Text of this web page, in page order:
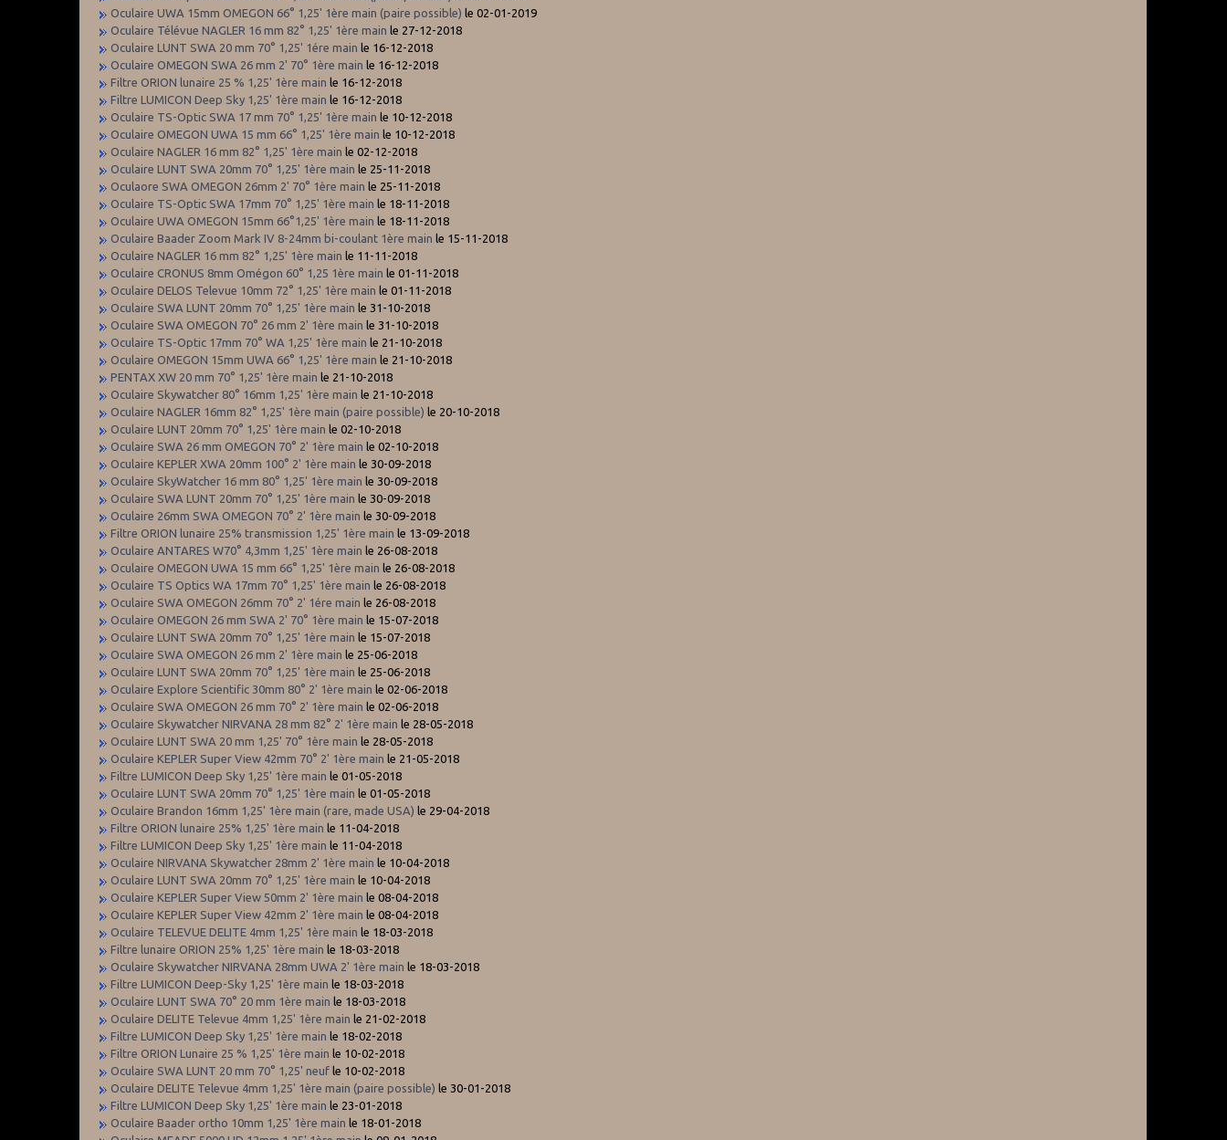
Oculaire UWA 15mm OMEGON 66° 1,25' 1ère main (paire possible) le 02-01-2019
Oculaire Télévue NAGLER 16 mm 82° 1,25' 1ère main le 27-12-2018
Oculaire LUNT SWA 20 mm 70° 1,25' 1ére main le 16-12-2018
Oculaire OMEGON SWA 26 mm 2' 70° 1ère main le 16-12-2018
Filtre ORION lunaire 25 % 1,25' 1ère main le 16-12-2018
Filtre LUMICON Deep Sky 1,25' 1ère main le 16-12-2018
Oculaire TS-Optic SWA 17 mm 70° 1,25' 1ère main le 10-12-2018
Oculaire OMEGON UWA 15 mm 66° 1,25' 1ère main le 10-12-2018
Oculaire NAGLER 16 mm 82° 1,25' 1ère main le 02-12-2018
Oculaire LUNT SWA 20mm 70° 1,25' 1ère main le 25-11-2018
Oculaore SWA OMEGON 26mm 2' 70° 1ère main le 25-11-2018
Oculaire TS-Optic SWA 17mm 70° 1,25' 1ère main le 18-11-2018
Oculaire UWA OMEGON 15mm 66°1,25' 1ère main le 18-11-2018
Oculaire Baader Zoom Mark IV 8-24mm bi-coulant 1ère main le 15-11-2018
Oculaire NAGLER 16 mm 82° 1,25' 1ère main le 11-11-2018
Oculaire CRONUS 8mm Omégon 60° 1,25 1ère main le 01-11-2018
Oculaire DELOS Televue 10mm 72° 1,25' 1ère main le 01-11-2018
Oculaire SWA LUNT 20mm 70° 1,25' 1ère main le 31-10-2018
Oculaire SWA OMEGON 70° 26 mm 2' 1ère main le 31-10-2018
Oculaire TS-Optic 17mm 70° WA 1,25' 1ère main le 21-10-2018
Oculaire OMEGON 15mm UWA 66° 1,25' 1ère main le 21-10-2018
PENTAX XW 20 mm 70° 1,25' 1ère main le 21-10-2018
Oculaire Skywatcher 80° 16mm 1,25' 1ère main le 21-10-2018
Oculaire NAGLER 16mm 82° 1,25' 1ère main (paire possible) le 20-10-2018
Oculaire LUNT 20mm 70° 1,25' 1ère main le 02-10-2018
Oculaire SWA 26 mm OMEGON 70° 2' 1ère main le 02-10-2018
Oculaire KEPLER XWA 20mm 100° 2' 1ère main le 30-09-2018
Oculaire SkyWatcher 16 mm 80° 1,25' 1ère main le 30-09-2018
Oculaire SWA LUNT 20mm 70° 1,25' 1ère main le 30-09-2018
Oculaire 26mm SWA OMEGON 70° 2' 1ère main le 30-09-2018
Filtre ORION lunaire 25% transmission 1,25' 1ère main le 13-09-2018
Oculaire ANTARES W70° 4,3mm 1,25' 1ère main le 26-08-2018
Oculaire OMEGON UWA 15 mm 66° 1,25' 1ère main le 26-08-2018
Oculaire TS Optics WA 17mm 70° 1,25' 1ère main le 26-08-2018
Oculaire SWA OMEGON 26mm 70° 2' 1ére main le 26-08-2018
Oculaire OMEGON 26 mm SWA 2' 70° 1ère main le 15-07-2018
Oculaire LUNT SWA 20mm 70° 1,25' 1ère main le 15-07-2018
Oculaire SWA OMEGON 26 mm 2' 1ère main le 25-06-2018
Oculaire LUNT SWA 20mm 70° 1,25' 1ère main le 25-06-2018
Oculaire Explore Scientific 30mm 80° 2' 1ère main le 02-06-2018
Oculaire SWA OMEGON 26 mm 70° 2' 1ère main le 02-06-2018
Oculaire Skywatcher NIRVANA 28 mm 82° 2' 1ère main le 28-05-2018
Oculaire LUNT SWA 20 mm 1,25' 70° 1ère main le 28-05-2018
Oculaire KEPLER Super View 42mm 70° 2' 1ère main le 21-05-2018
Filtre LUMICON Deep Sky 1,25' 1ère main le 01-05-2018
Oculaire LUNT SWA 20mm 70° 1,25' 1ère main le 01-05-2018
Oculaire Brandon 16mm 1,25' 1ère main (rare, made USA) le 29-04-2018
Filtre ORION lunaire 25% 1,25' 1ère main le 11-04-2018
Filtre LUMICON Deep Sky 1,25' 1ère main le 11-04-2018
Oculaire NIRVANA Skywatcher 28mm 2' 1ère main le 10-04-2018
Oculaire LUNT SWA 20mm 70° 1,25' 1ère main le 10-04-2018
Oculaire KEPLER Super View 50mm 2' 1ère main le 08-04-2018
Oculaire KEPLER Super View 42mm 2' 1ère main le 08-04-2018
Oculaire TELEVUE DELITE 4mm 1,25' 1ère main le 18-03-2018
Filtre lunaire ORION 25% 1,25' 1ère main le 18-03-2018
Oculaire Skywatcher NIRVANA 28mm UWA 2' 1ère main le 18-03-2018
Filtre LUMICON Deep-Sky 1,25' 1ère main le 18-03-2018
Oculaire LUNT SWA 70° 20 mm 1ère main le 18-03-2018
Oculaire DELITE Televue 4mm 1,25' 1ère main le 21-02-2018
Filtre LUMICON Deep Sky 1,25' 1ère main le 18-02-2018
Filtre ORION Lunaire 25 % 1,25' 1ère main le 10-02-2018
Oculaire SWA LUNT 20 mm 70° 1,25' neuf le 10-02-2018
Oculaire DELITE Televue 4mm 1,25' 1ère main (paire possible) le 30-01-2018
Filtre LUMICON Deep Sky 1,25' 1ère main le 23-01-2018
Oculaire Baader ortho 10mm 1,25' 1ère main le 18-01-2018